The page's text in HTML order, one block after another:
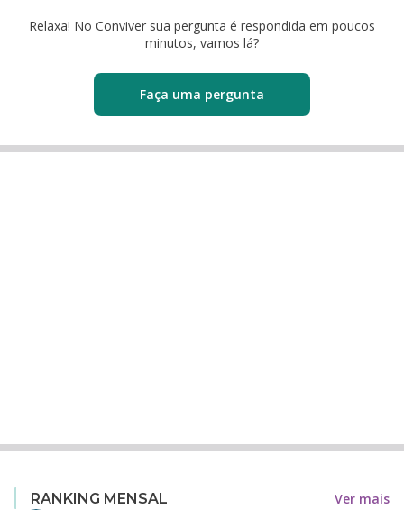
Relaxa! No Conviver sua pergunta é respondida em poucos
minutos, vamos lá?
Faça uma pergunta
RANKING MENSAL Ver mais